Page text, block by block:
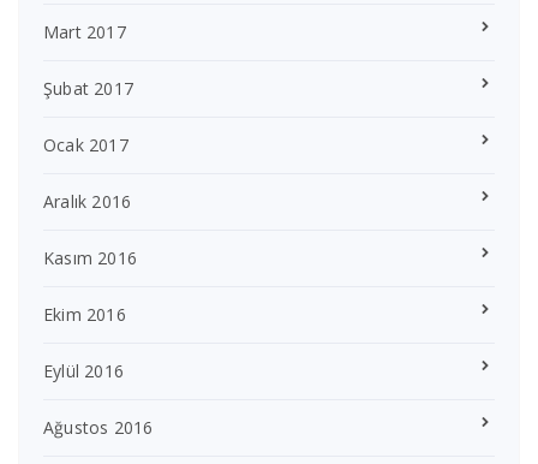
Mart 2017
Şubat 2017
Ocak 2017
Aralık 2016
Kasım 2016
Ekim 2016
Eylül 2016
Ağustos 2016